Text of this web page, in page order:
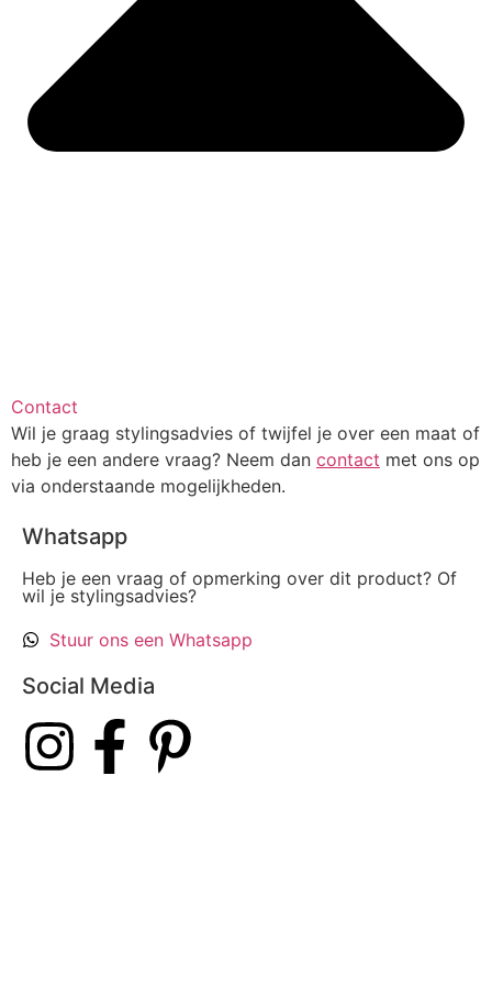
Contact
Wil je graag stylingsadvies of twijfel je over een maat of
heb je een andere vraag? Neem dan contact met ons op
via onderstaande mogelijkheden.
Whatsapp
Heb je een vraag of opmerking over dit product? Of
wil je stylingsadvies?
Stuur ons een Whatsapp
Social Media